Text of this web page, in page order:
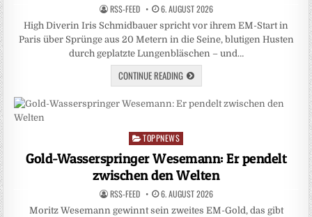
RSS-FEED 6. AUGUST 2026
High Diverin Iris Schmidbauer spricht vor ihrem EM-Start in
Paris über Sprünge aus 20 Metern in die Seine, blutigen Husten
durch geplatzte Lungenbläschen – und…
CONTINUE READING
Posted
TOPPNEWS
Gold-Wasserspringer Wesemann: Er pendelt
zwischen den Welten
RSS-FEED 6. AUGUST 2026
Moritz Wesemann gewinnt sein zweites EM-Gold, das gibt